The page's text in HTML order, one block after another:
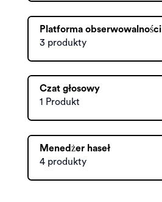
Platforma obserwowalności
3 produkty
Czat głosowy
1 Produkt
Menedżer haseł
4 produkty